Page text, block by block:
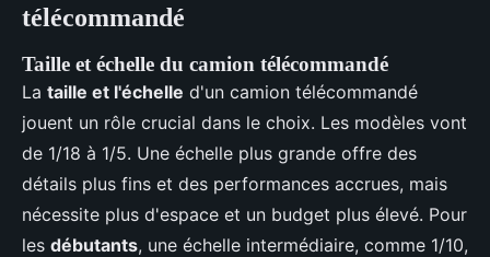
télécommandé
Taille et échelle du camion télécommandé
La taille et l'échelle d'un camion télécommandé
jouent un rôle crucial dans le choix. Les modèles vont
de 1/18 à 1/5. Une échelle plus grande offre des
détails plus fins et des performances accrues, mais
nécessite plus d'espace et un budget plus élevé. Pour
les débutants, une échelle intermédiaire, comme 1/10,